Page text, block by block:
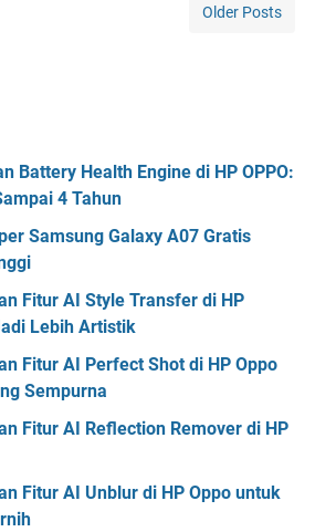
Older Posts
Battery Health Engine di HP OPPO:
4 Tahun
Samsung Galaxy A07 Gratis
Fitur AI Style Transfer di HP
Lebih Artistik
Fitur AI Perfect Shot di HP Oppo
Sempurna
Fitur AI Reflection Remover di HP
Fitur AI Unblur di HP Oppo untuk